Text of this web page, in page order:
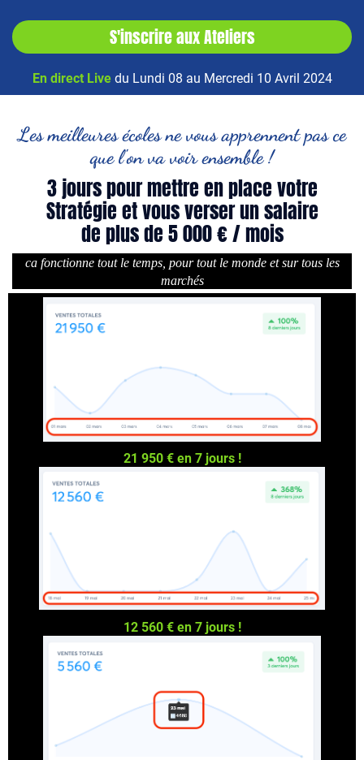
S'inscrire aux Ateliers
En direct Live du Lundi 08 au Mercredi 10 Avril 2024
Les meilleures écoles ne vous apprennent pas ce
que l'on va voir ensemble !
3 jours pour mettre en place votre
Stratégie et vous verser un salaire
de plus de 5 000 € / mois
ca fonctionne tout le temps, pour tout le monde et sur tous les
marchés
21 950 € en 7 jours !
12 560 € en 7 jours !